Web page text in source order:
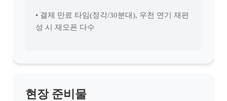
• 결제 만료 타임(정각/30분대), 우천 연기 재편
성 시 재오픈 다수
현장 준비물